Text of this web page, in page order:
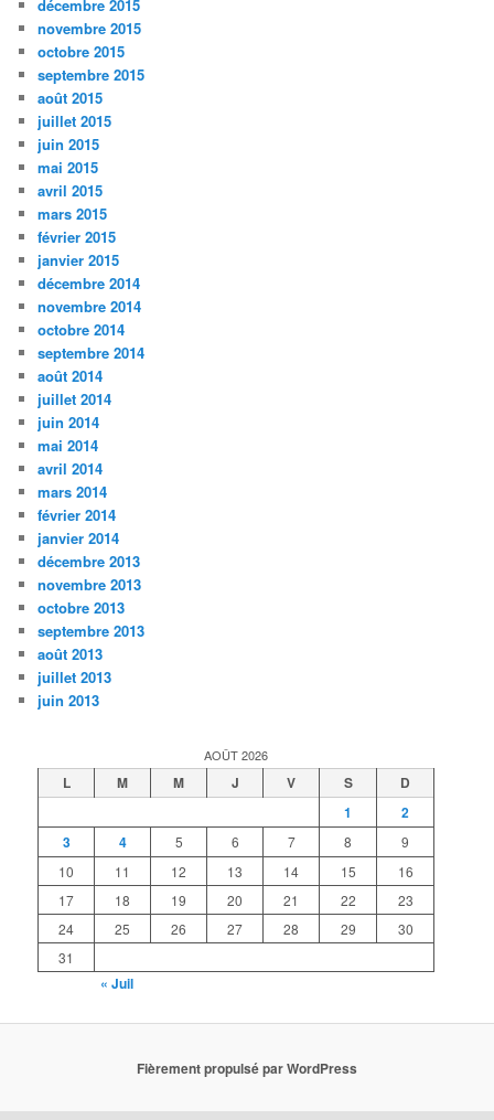
décembre 2015
novembre 2015
octobre 2015
septembre 2015
août 2015
juillet 2015
juin 2015
mai 2015
avril 2015
mars 2015
février 2015
janvier 2015
décembre 2014
novembre 2014
octobre 2014
septembre 2014
août 2014
juillet 2014
juin 2014
mai 2014
avril 2014
mars 2014
février 2014
janvier 2014
décembre 2013
novembre 2013
octobre 2013
septembre 2013
août 2013
juillet 2013
juin 2013
AOÛT 2026
L M M J V S
D
1
2
3
4 5 6 7 8
9
10
11 12 13 14 15
16
17
18 19 20 21 22
23
24
25 26 27 28 29
30
31
« Juil
Fièrement propulsé par WordPress